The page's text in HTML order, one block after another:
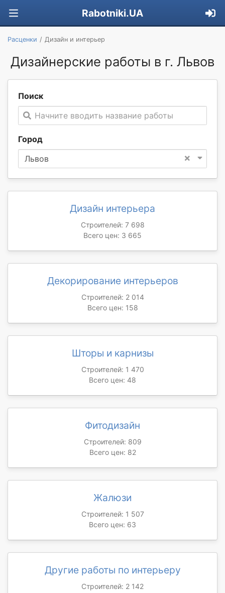
Rabotniki.UA
Расценки Дизайн и интерьер
Дизайнерские работы в г. Львов
Поиск
Начните вводить название работы
Город
×
Львов
Дизайн интерьера
Строителей: 7 698
Всего цен: 3 665
Декорирование интерьеров
Строителей: 2 014
Всего цен: 158
Шторы и карнизы
Строителей: 1 470
Всего цен: 48
Фитодизайн
Строителей: 809
Всего цен: 82
Жалюзи
Строителей: 1 507
Всего цен: 63
Другие работы по интерьеру
Строителей: 2 142